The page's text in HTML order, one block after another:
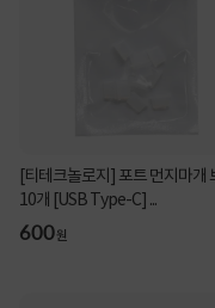
[티테크놀로지] 포트 먼지마개
10개 [USB Type-C] ...
600원